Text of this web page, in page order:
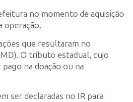
no momento de aquisição
operação.
que resultaram no
O tributo estadual, cujo
na doação ou na
ser declaradas no IR para